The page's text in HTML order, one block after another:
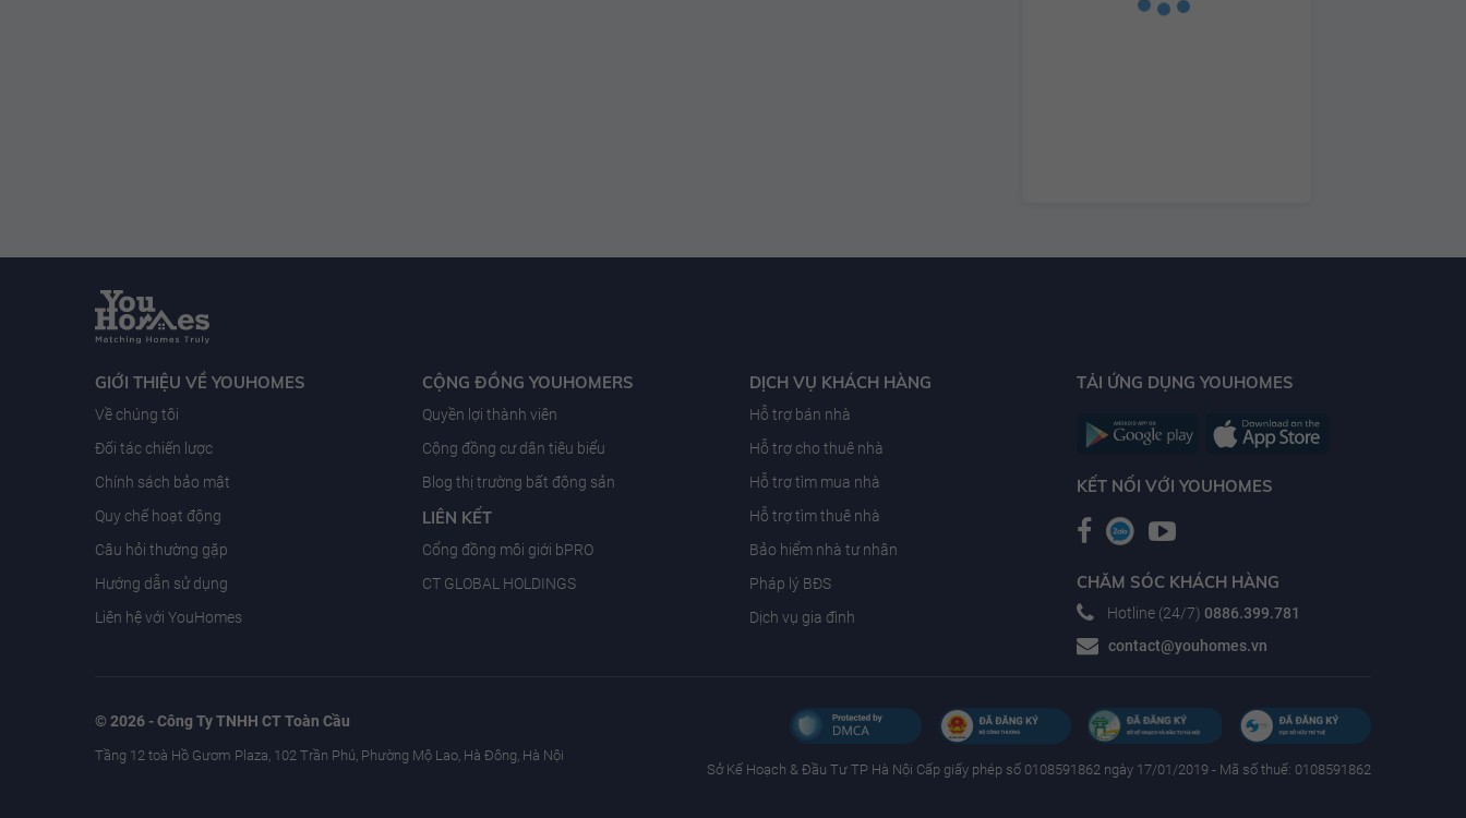
GIỚI THIỆU VỀ YOUHOMES
Về chúng tôi
Đối tác chiến lược
Chính sách bảo mật
Quy chế hoạt động
Câu hỏi thường gặp
Hướng dẫn sử dụng
Liên hệ với YouHomes
CỘNG ĐỒNG YOUHOMERS
Quyền lợi thành viên
Cộng đồng cư dân tiêu biểu
Blog thị trường bất động sản
LIÊN KẾT
Cổng đồng môi giới bPRO
CT GLOBAL HOLDINGS
DỊCH VỤ KHÁCH HÀNG
Hỗ trợ bán nhà
Hỗ trợ cho thuê nhà
Hỗ trợ tìm mua nhà
Hỗ trợ tìm thuê nhà
Bảo hiểm nhà tư nhân
Pháp lý BĐS
Dịch vụ gia đình
TẢI ỨNG DỤNG YOUHOMES
KẾT NỐI VỚI YOUHOMES
CHĂM SÓC KHÁCH HÀNG
Hotline (24/7) 0886.399.781
contact@youhomes.vn
© 2026 - Công Ty TNHH CT Toàn Cầu
Tầng 12 toà Hồ Gươm Plaza, 102 Trần Phú, Phường Mộ Lao, Hà Đông, Hà Nội
Sở Kế Hoạch & Ðầu Tư TP Hà Nội Cấp giấy phép số 0108591862 ngày 17/01/2019 - Mã số thuế: 0108591862